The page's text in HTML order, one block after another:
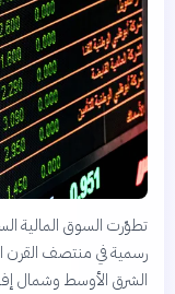
تطوّرت السوق المالية
رسمية في منتصف القرن
الشرق الأوسط وشمال